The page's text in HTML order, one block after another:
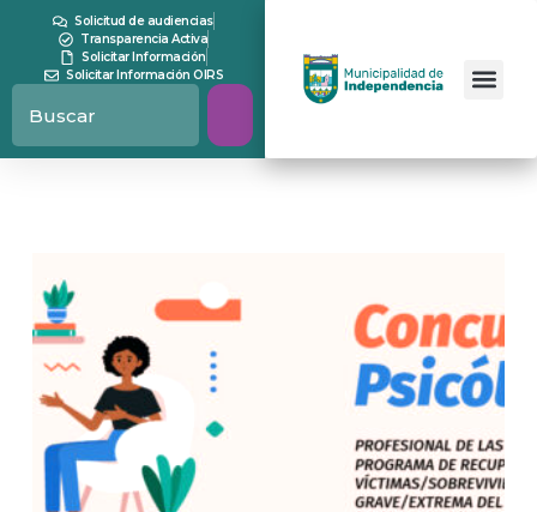
Solicitud de audiencias
Transparencia Activa
Solicitar Información
Solicitar Información OIRS